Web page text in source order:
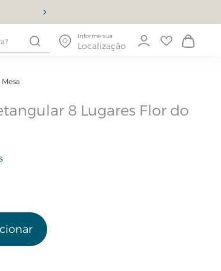
Informe sua
Localização
8 Lugares Flor do